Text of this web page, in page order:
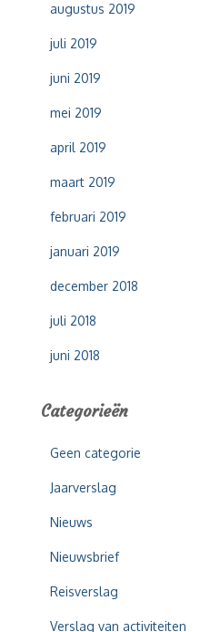
augustus 2019
juli 2019
juni 2019
mei 2019
april 2019
maart 2019
februari 2019
januari 2019
december 2018
juli 2018
juni 2018
Categorieën
Geen categorie
Jaarverslag
Nieuws
Nieuwsbrief
Reisverslag
Verslag van activiteiten